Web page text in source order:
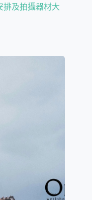
排及拍攝器材大